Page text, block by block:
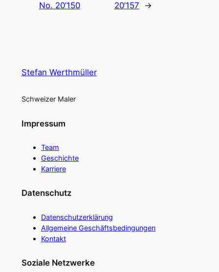
No. 20’150
20’157
→
Stefan Werthmüller
Schweizer Maler
Impressum
Team
Geschichte
Karriere
Datenschutz
Datenschutzerklärung
Allgemeine Geschäftsbedingungen
Kontakt
Soziale Netzwerke